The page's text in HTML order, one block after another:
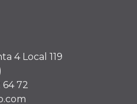
4 Local 119
64 72